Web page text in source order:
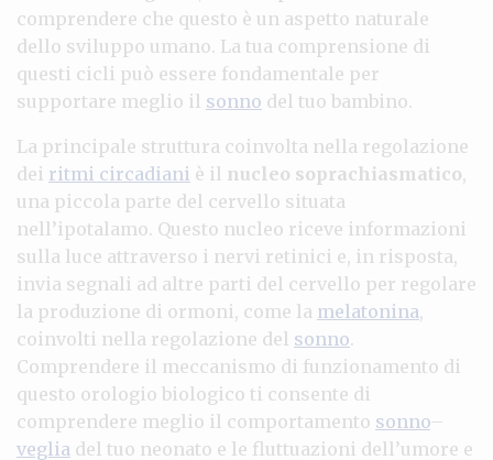
comprendere che questo è un aspetto naturale
dello sviluppo umano. La tua comprensione di
questi cicli può essere fondamentale per
supportare meglio il sonno del tuo bambino.
La principale struttura coinvolta nella regolazione
dei ritmi circadiani è il nucleo soprachiasmatico,
una piccola parte del cervello situata
nell’ipotalamo. Questo nucleo riceve informazioni
sulla luce attraverso i nervi retinici e, in risposta,
invia segnali ad altre parti del cervello per regolare
la produzione di ormoni, come la melatonina,
coinvolti nella regolazione del sonno.
Comprendere il meccanismo di funzionamento di
questo orologio biologico ti consente di
comprendere meglio il comportamento sonno–
veglia del tuo neonato e le fluttuazioni dell’umore e